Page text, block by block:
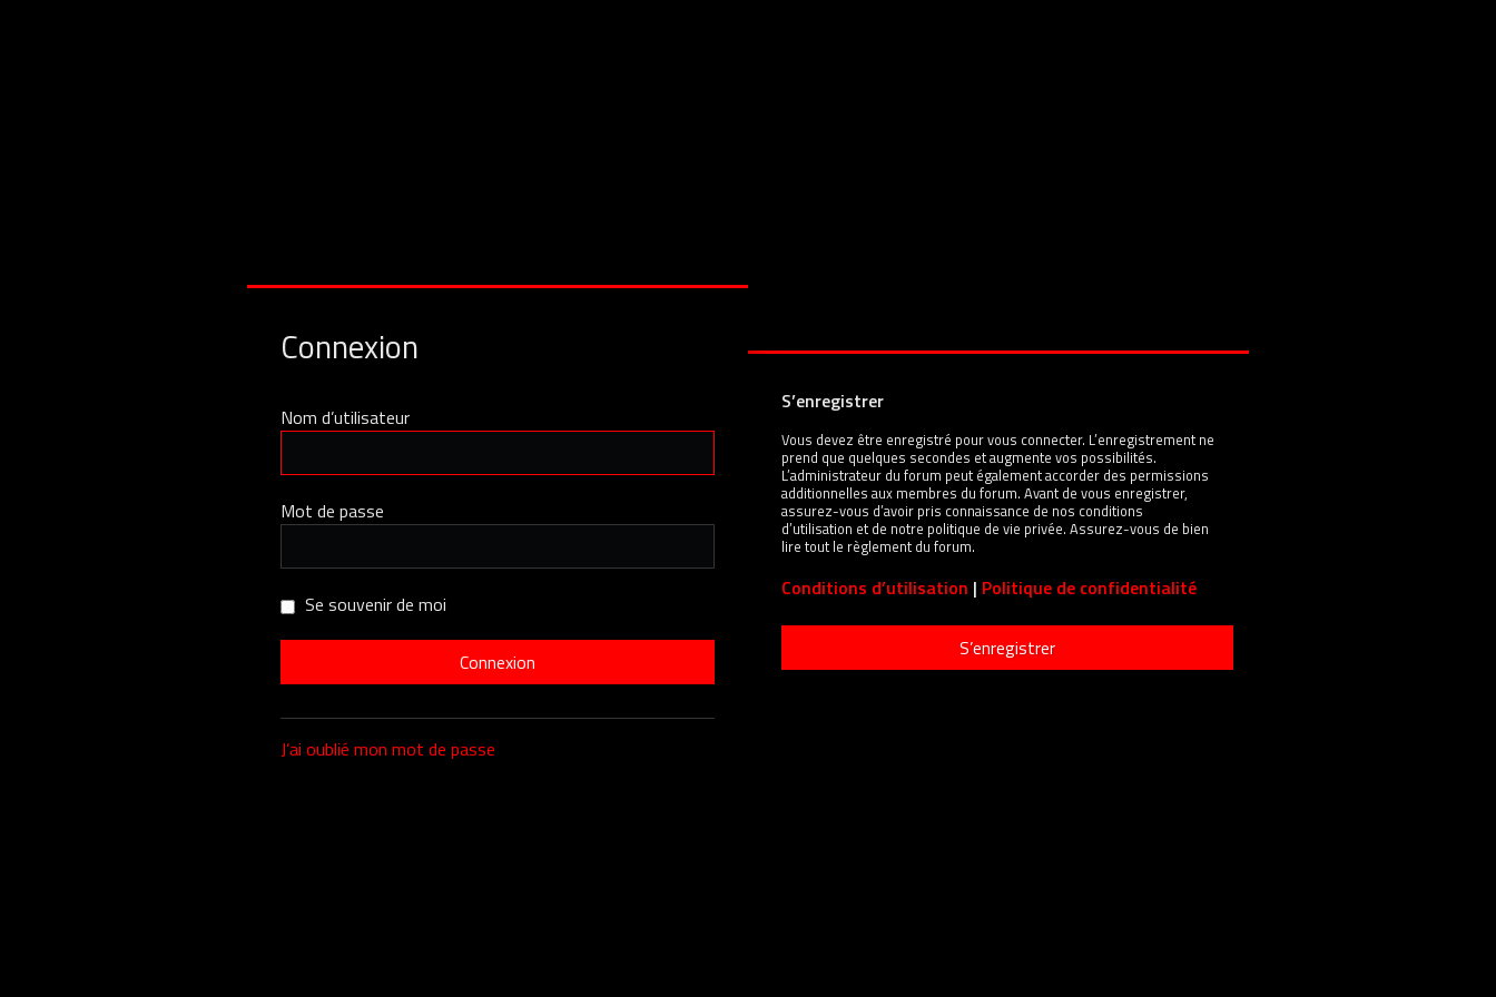
Connexion
Nom d’utilisateur
Mot de passe
Se souvenir de moi
J’ai oublié mon mot de passe
S’enregistrer
Vous devez être enregistré pour vous connecter. L’enregistrement ne
prend que quelques secondes et augmente vos possibilités.
L’administrateur du forum peut également accorder des permissions
additionnelles aux membres du forum. Avant de vous enregistrer,
assurez-vous d’avoir pris connaissance de nos conditions
d’utilisation et de notre politique de vie privée. Assurez-vous de bien
lire tout le règlement du forum.
Conditions d’utilisation | Politique de confidentialité
S’enregistrer